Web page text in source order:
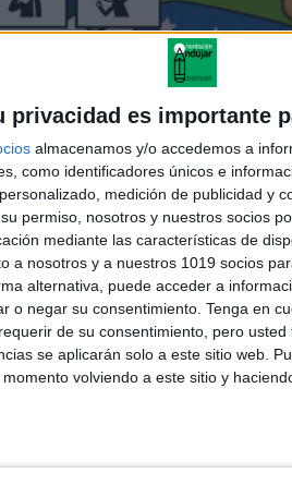
privacidad es importante
almacenamos y/o accedemos a
como identificadores únicos e
medición de publicidad y
permiso, nosotros y nuestros socios
mediante las características de
a nosotros y a nuestros 1019 socios
alternativa, puede acceder a
o negar su consentimiento. Tenga en
de su consentimiento, pero
se aplicarán solo a este sitio web.
volviendo a este sitio y